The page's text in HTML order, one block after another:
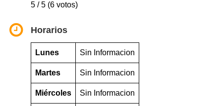
5 / 5 (6 votos)
Horarios
Lunes Sin Informacion
Martes Sin Informacion
Miércoles Sin Informacion